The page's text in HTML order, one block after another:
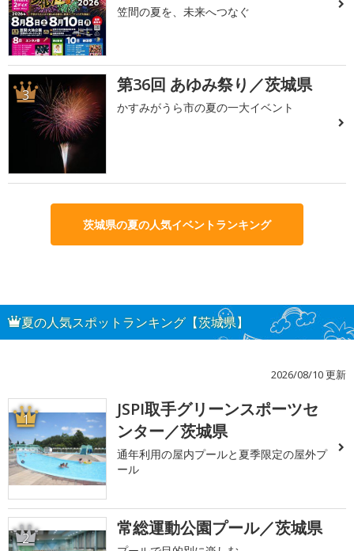
笠間の夏を、未来へつなぐ
3 第36回 あゆみ祭り／茨城県
かすみがうら市の夏の一大イベント
茨城県の夏の人気イベントランキング
夏の人気スポットランキング【茨城県】
2026/08/10 更新
1
JSPI取手グリーンスポーツセ
ンター／茨城県
通年利用の屋内プールと夏季限定の屋外プ
ール
2 常総運動公園プール／茨城県